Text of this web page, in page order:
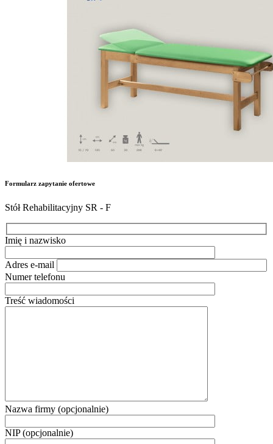
Formularz zapytanie ofertowe
Stół Rehabilitacyjny SR - F
Imię i nazwisko
Adres e-mail
Numer telefonu
Treść wiadomości
Nazwa firmy (opcjonalnie)
NIP (opcjonalnie)